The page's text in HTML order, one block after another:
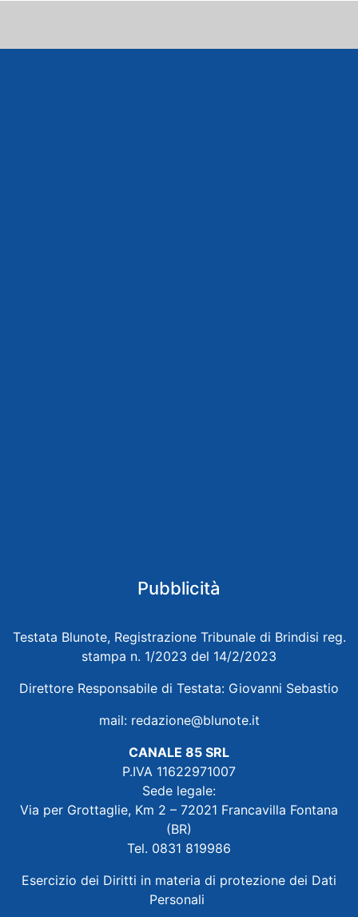
Pubblicità
Testata Blunote, Registrazione Tribunale di Brindisi reg.
stampa n. 1/2023 del 14/2/2023
Direttore Responsabile di Testata: Giovanni Sebastio
mail: redazione@blunote.it
CANALE 85 SRL
P.IVA 11622971007
Sede legale:
Via per Grottaglie, Km 2 – 72021 Francavilla Fontana
(BR)
Tel. 0831 819986
Esercizio dei Diritti in materia di protezione dei Dati
Personali